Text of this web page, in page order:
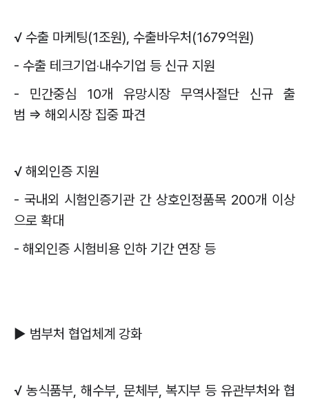
√ 수출 마케팅(1조원), 수출바우처 (1679억원)
- 수출 테크기업‧내수기업 등 신규 지원
-
민간중심 10개 유망시장 무역사절단 신규 출
범 ⇒ 해외시장 집중 파견
√ 해외인증 지원
- 국내외 시험인증기관 간 상호인정품목 200개 이상
으로 확대
- 해외인증 시험비용 인하 기간 연장 등
▶ 범부처 협업체계 강화
√ 농식품부, 해수부, 문체부, 복지부 등 유관부처와 협